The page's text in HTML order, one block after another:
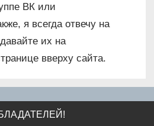
ВК или
я всегда отвечу на
их на
вверху сайта.